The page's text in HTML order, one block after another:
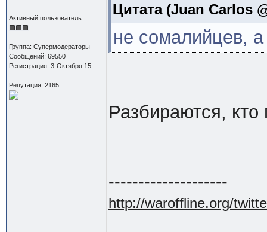
Активный пользователь
Группа: Супермодераторы
Сообщений: 69550
Регистрация: 3-Октября 15
Репутация: 2165
Цитата(Juan Carlos
не сомалийцев,
Разбираются, кто
--------------------
http://waroffline.org/